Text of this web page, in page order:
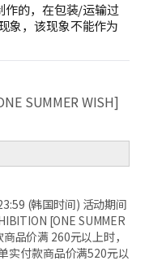
作的，在包装/运输过
象，该现象不能作为
SUMMER WISH]
(韩国时间) 活动期间
[ONE SUMMER
品价满 260元以上时，
实付款商品价满520元以